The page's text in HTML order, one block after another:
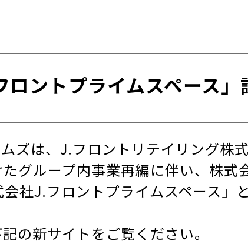
ントプライムスペース」
ズは、J.フロントリテイリング株
グループ内事業再編に伴い、株
社J.フロントプライムスペース」
の新サイトをご覧ください。